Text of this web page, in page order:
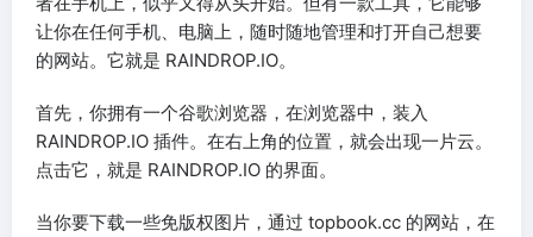
让你在任何手机、电脑上，随时随地管理和打开自己想要
的网站。它就是 RAINDROP.IO。
首先，你拥有一个谷歌浏览器，在浏览器中，装入
RAINDROP.IO 插件。在右上角的位置，就会出现一片云。
点击它，就是 RAINDROP.IO 的界面。
当你要下载一些免版权图片，通过 topbook.cc 的网站，在